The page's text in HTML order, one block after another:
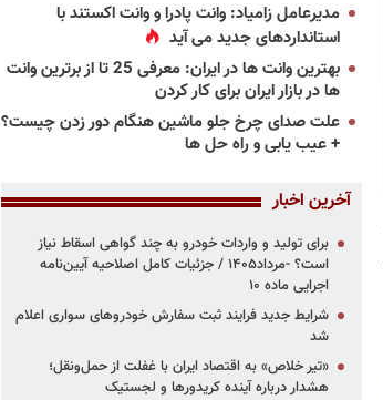
مدیرعامل زامیاد: وانت پادرا و وانت اکستند با
استانداردهای جدید می آید
بهترین وانت ها در ایران: معرفی 25 تا از برترین وانت
ها در بازار ایران برای کار کردن
علت صدای چرخ جلو ماشین هنگام دور زدن چیست؟
+ عیب یابی و راه حل ها
آخرین اخبار
برای تولید و واردات خودرو به چند گواهی اسقاط نیاز
است؟ -مرداد۱۴۰۵ / جزئیات کامل اصلاحیه آیین‌نامه
اجرایی ماده ۱۰
شرایط جدید فرایند ثبت سفارش خودروهای سواری اعلام
شد
«تیر خلاص» به اقتصاد ایران با غفلت از حمل‌ونقل؛
هشدار درباره آینده کریدورها و لجستیک